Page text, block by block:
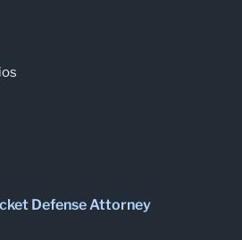
Defense Attorney